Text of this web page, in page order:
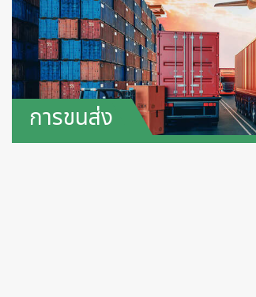
การขนส่ง